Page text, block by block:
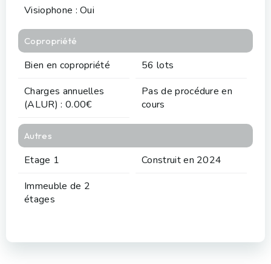
Visiophone : Oui
Copropriété
Bien en copropriété
56 lots
Charges annuelles
(ALUR) : 0.00€
Pas de procédure en
cours
Autres
Etage 1
Construit en 2024
Immeuble de 2
étages